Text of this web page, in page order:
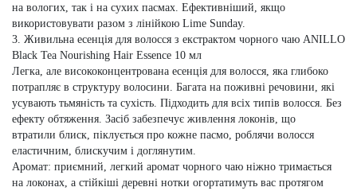
на вологих, так і на сухих пасмах. Ефективніший, якщо
використовувати разом з лінійкою Lime Sunday.
3. Живильна есенція для волосся з екстрактом чорного чаю ANILLO
Black Tea Nourishing Hair Essence 10 мл
Легка, але висококонцентрована есенція для волосся, яка глибоко
потрапляє в структуру волосини. Багата на поживні речовини, які
усувають тьмяність та сухість. Підходить для всіх типів волосся. Без
ефекту обтяження. Засіб забезпечує живлення локонів, що
втратили блиск, піклується про кожне пасмо, роблячи волосся
еластичним, блискучим і доглянутим.
Аромат: приємний, легкий аромат чорного чаю ніжно тримається
на локонах, а стійкіші деревні нотки огортатимуть вас протягом